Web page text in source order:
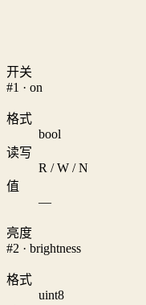
开关
#1 · on
格式
bool
读写
R / W / N
值
—
亮度
#2 · brightness
格式
uint8